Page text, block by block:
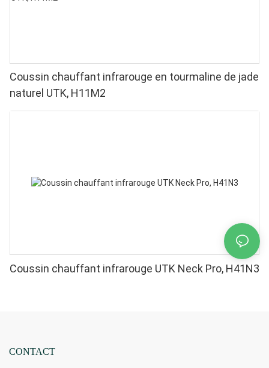
Coussin chauffant infrarouge en tourmaline de jade
naturel UTK, H11M2
Coussin chauffant infrarouge UTK Neck Pro, H41N3
CONTACT